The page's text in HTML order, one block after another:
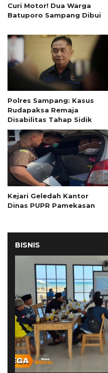
Curi Motor! Dua Warga
Batuporo Sampang Dibui
Polres Sampang: Kasus
Rudapaksa Remaja
Disabilitas Tahap Sidik
Kejari Geledah Kantor
Dinas PUPR Pamekasan
BISNIS